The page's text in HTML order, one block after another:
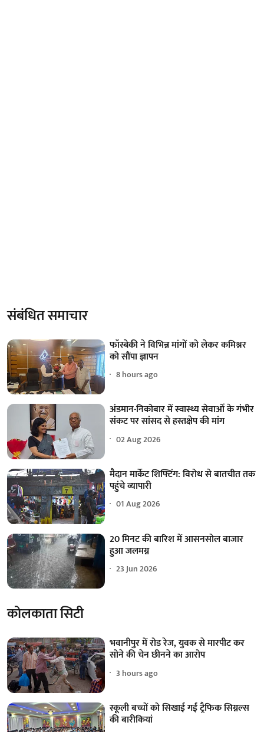
संबंधित समाचार
फॉस्बेकी ने विभिन्न मांगों को लेकर कमिश्नर
को सौंपा ज्ञापन
8 hours ago
अंडमान-निकोबार में स्वास्थ्य सेवाओं के गंभीर
संकट पर सांसद से हस्तक्षेप की मांग
02 Aug 2026
मैदान मार्केट शिफ्टिंग: विरोध से बातचीत तक
पहुंचे व्यापारी
01 Aug 2026
20 मिनट की बारिश में आसनसोल बाजार
हुआ जलमग्न
23 Jun 2026
कोलकाता सिटी
भवानीपुर में रोड रेज, युवक से मारपीट कर
सोने की चेन छीनने का आरोप
3 hours ago
स्कूली बच्चों को सिखाई गईं ट्रैफिक सिग्नल्स
की बारीकियां